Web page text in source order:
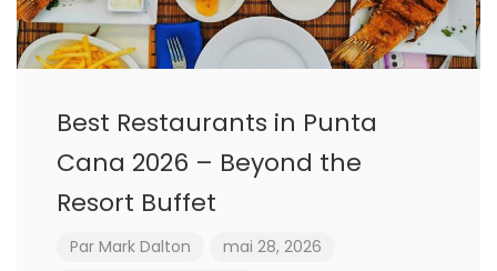
Best Restaurants in Punta
Cana 2026 – Beyond the
Resort Buffet
Par Mark Dalton
mai 28, 2026